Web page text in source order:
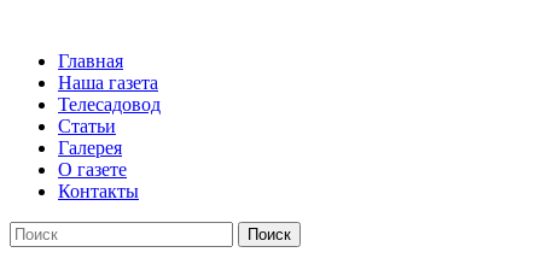
Главная
Наша газета
Телесадовод
Статьи
Галерея
О газете
Контакты
Поиск